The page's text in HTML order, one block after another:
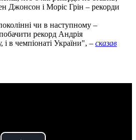
Джонсон і Моріс Грін – рекорди
чи в наступному –
рекорд Андрія
і в чемпіонаті України", – сказав